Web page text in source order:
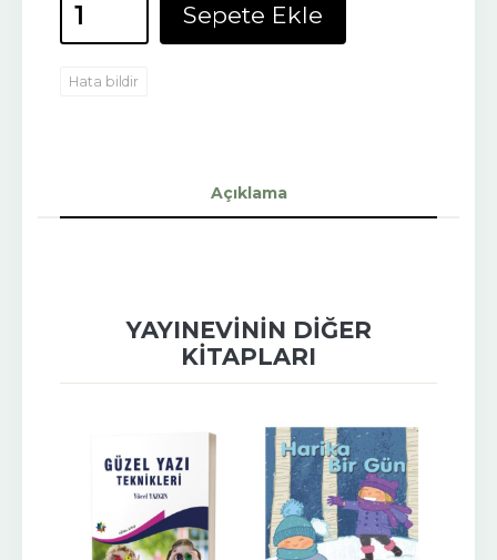
Sepete Ekle
Hata bildir
Açıklama
YAYINEVININ DIĞER
KITAPLARI